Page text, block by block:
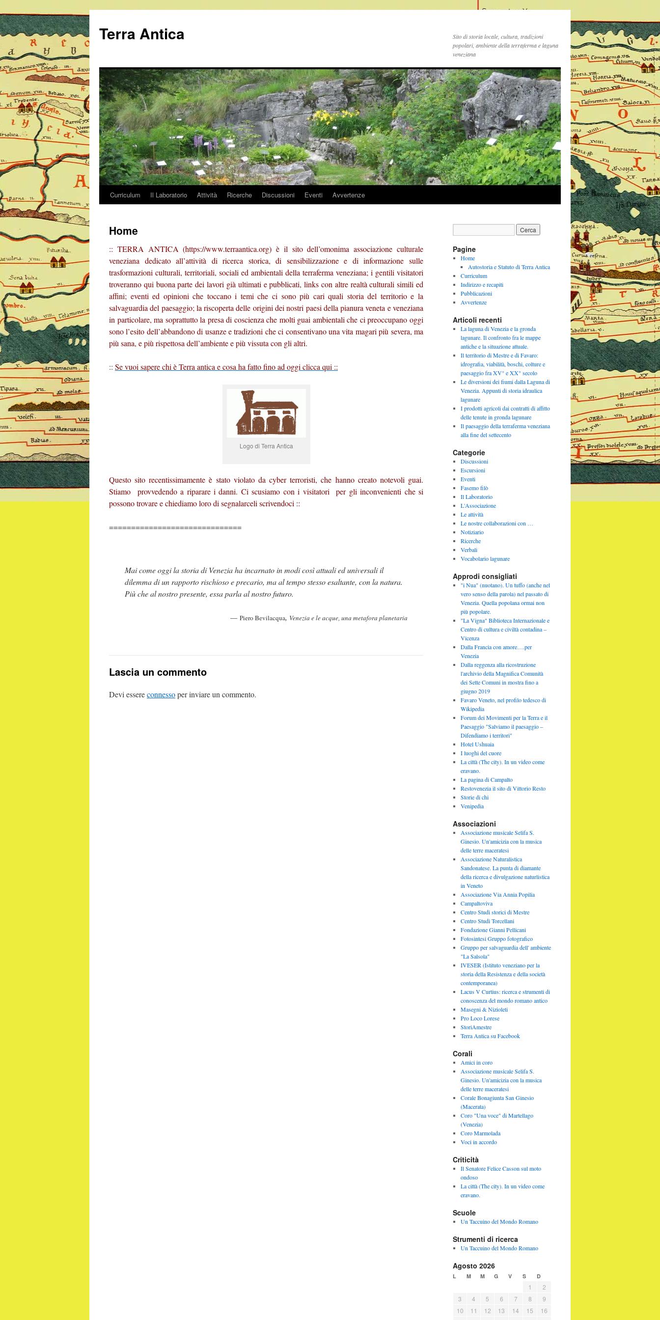
contenuto
Terra Antica
Sito di storia locale, cultura, tradizioni
popolari, ambiente della terraferma e laguna
veneziana
Curriculum Il Laboratorio Attività Ricerche Discussioni Eventi Avvertenze
Home
:: TERRA ANTICA (https://www.terraantica.org) è il sito dell’omonima associazione culturale
veneziana dedicato all’attività di ricerca storica, di sensibilizzazione e di informazione sulle
trasformazioni culturali, territoriali, sociali ed ambientali della terraferma veneziana; i gentili visitatori
troveranno qui buona parte dei lavori già ultimati e pubblicati, links con altre realtà culturali simili ed
affini; eventi ed opinioni che toccano i temi che ci sono più cari quali storia del territorio e la
salvaguardia del paesaggio; la riscoperta delle origini dei nostri paesi della pianura veneta e veneziana
in particolare, ma soprattutto la presa di coscienza che molti guai ambientali che ci preoccupano oggi
sono l’esito dell’abbandono di usanze e tradizioni che ci consentivano una vita magari più severa, ma
più sana, e più rispettosa dell’ambiente e più vissuta con gli altri.
:: Se vuoi sapere chi è Terra antica e cosa ha fatto fino ad oggi clicca qui ::
Logo di Terra Antica
Questo sito recentissimamente è stato violato da cyber terroristi, che hanno creato notevoli guai.
Stiamo provvedendo a riparare i danni. Ci scusiamo con i visitatori per gli inconvenienti che si
possono trovare e chiediamo loro di segnalarceli scrivendoci ::
==============================
Mai come oggi la storia di Venezia ha incarnato in modi così attuali ed universali il
dilemma di un rapporto rischioso e precario, ma al tempo stesso esaltante, con la natura.
Più che al nostro presente, essa parla al nostro futuro.
— Piero Bevilacqua, Venezia e le acque, una metafora planetaria
Lascia un commento
Devi essereconnessoper inviare un commento.
Pagine
Home
Autostoria e Statuto di Terra Antica
Curriculum
Indirizzo e recapiti
Pubblicazioni
Avvertenze
Articoli recenti
La laguna di Venezia e la gronda
lagunare. Il confronto fra le mappe
antiche e la situazione attuale.
Il territorio di Mestre e di Favaro:
idrografia, viabilità, boschi, colture e
paesaggio fra XV° e XX° secolo
Le diversioni dei fiumi dalla Laguna di
Venezia. Appunti di storia idraulica
lagunare
I prodotti agricoli dai contratti di affitto
delle tenute in gronda lagunare
Il paesaggio della terraferma veneziana
alla fine del settecento
Categorie
Discussioni
Escursioni
Eventi
Fasemo filò
Il Laboratorio
L'Associazione
Le attività
Le nostre collaborazioni con …
Notiziario
Ricerche
Verbali
Vocabolario lagunare
Approdi consigliati
"i Nua" (nuotano). Un tuffo (anche nel
vero senso della parola) nel passato di
Venezia. Quella popolana ormai non
più popolare.
"La Vigna" Biblioteca Internazionale e
Centro di cultura e civiltà contadina –
Vicenza
Dalla Francia con amore….per
Venezia
Dalla reggenza alla ricostruzione
l'archivio della Magnifica Comunità
dei Sette Comuni in mostra fino a
giugno 2019
Favaro Veneto, nel profilo tedesco di
Wikipedia
Forum dei Movimenti per la Terra e il
Paesaggio "Salviamo il paesaggio –
Difendiamo i territori"
Hotel Ushuaia
I luoghi del cuore
La città (The city). In un video come
eravano.
La pagina di Campalto
Restovenezia il sito di Vittorio Resto
Storie di chi
Venipedia
Associazioni
Associazione musicale Selifa S.
Ginesio. Un'amicizia con la musica
delle terre maceratesi
Associazione Naturalistica
Sandonatese. La punta di diamante
della ricerca e divulgazione naturlistica
in Veneto
Associazione Via Annia Popilia
Campaltoviva
Centro Studi storici di Mestre
Centro Studi Torcellani
Fondazione Gianni Pellicani
Fotosintesi Gruppo fotografico
Gruppo per salvaguardia dell' ambiente
"La Salsola"
IVESER (Istituto veneziano per la
storia della Resistenza e della società
contemporanea)
Lacus V Curtius: ricerca e strumenti di
conoscenza del mondo romano antico
Masegni & Nizioleti
Pro Loco Lorese
StoriAmestre
Terra Antica su Facebook
Corali
Amici in coro
Associazione musicale Selifa S.
Ginesio. Un'amicizia con la musica
delle terre maceratesi
Corale Bonagiunta San Ginesio
(Macerata)
Coro "Una voce" di Martellago
(Venezia)
Coro Marmolada
Voci in accordo
Criticità
Il Senatore Felice Casson sul moto
ondoso
La città (The city). In un video come
eravano.
Scuole
Un Taccuino del Mondo Romano
Strumenti di ricerca
Un Taccuino del Mondo Romano
Agosto 2026
L M M G V S D
1
2
3
4 5 6 7 8
9
10
11 12 13 14 15
16